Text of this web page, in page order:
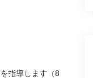
指導します（8